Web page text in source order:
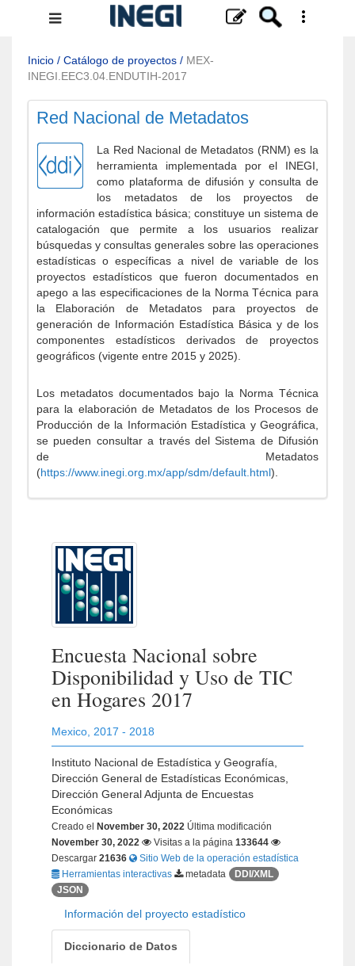
Menú
navegación
Inicio / Catálogo de proyectos / MEX-
INEGI.EEC3.04.ENDUTIH-2017
Red Nacional de Metadatos
La Red Nacional de Metadatos (RNM) es la
herramienta implementada por el INEGI,
como plataforma de difusión y consulta de
los metadatos de los proyectos de
información estadística básica; constituye un sistema de
catalogación que permite a los usuarios realizar
búsquedas y consultas generales sobre las operaciones
estadísticas o específicas a nivel de variable de los
proyectos estadísticos que fueron documentados en
apego a las especificaciones de la Norma Técnica para
la Elaboración de Metadatos para proyectos de
generación de Información Estadística Básica y de los
componentes estadísticos derivados de proyectos
geográficos (vigente entre 2015 y 2025).
Los metadatos documentados bajo la Norma Técnica
para la elaboración de Metadatos de los Procesos de
Producción de la Información Estadística y Geográfica,
se pueden consultar a través del Sistema de Difusión
de Metadatos
(https://www.inegi.org.mx/app/sdm/default.html).
Encuesta Nacional sobre
Disponibilidad y Uso de TIC
en Hogares 2017
Mexico 2017 - 2018
Instituto Nacional de Estadística y Geografía,
Dirección General de Estadísticas Económicas,
Dirección General Adjunta de Encuestas
Económicas
Creado el November 30, 2022 Última modificación
November 30, 2022
Visitas a la página 133644
Descargar 21636
Sitio Web de la operación estadística
Herramientas interactivas
metadata
DDI/XML
JSON
Información del proyecto estadístico
Diccionario de Datos